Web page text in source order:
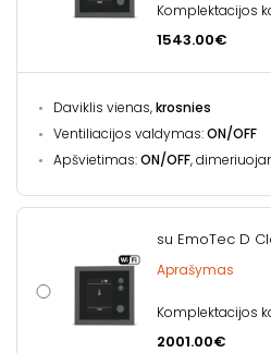
Komplektacijos
1543.00€
Daviklis vienas,krosnies
Ventiliacijos valdymas:ON/OFF
Apšvietimas:ON/OFF,
su EmoTec D
Aprašymas
Komplektacijos
2001.00€